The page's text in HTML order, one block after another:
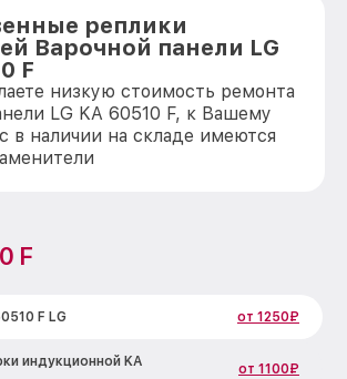
реплики
Варочной панели LG
F
низкую стоимость ремонта
LG KA 60510 F, к Вашему
в наличии на складе имеются
F
F LG от 1250₽
индукционной KA
от 1100₽